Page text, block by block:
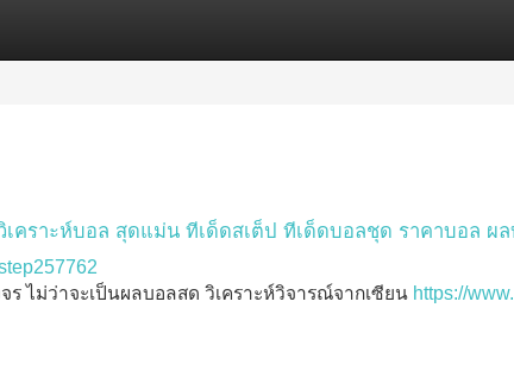
เคราะห์บอล สุดแม่น ทีเด็ดสเต็ป ทีเด็ดบอลชุด ราคาบอล ผ
ไม่ว่าจะเป็นผลบอลสด วิเคราะห์วิจารณ์จากเซียน https://